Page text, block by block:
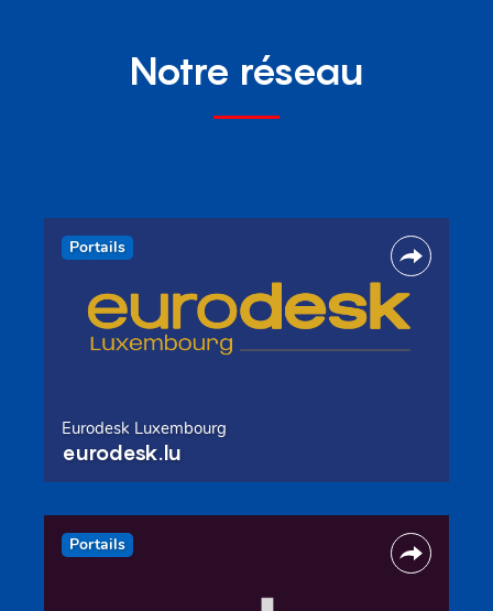
Notre réseau
Portails
Eurodesk Luxembourg
eurodesk.lu
Portails